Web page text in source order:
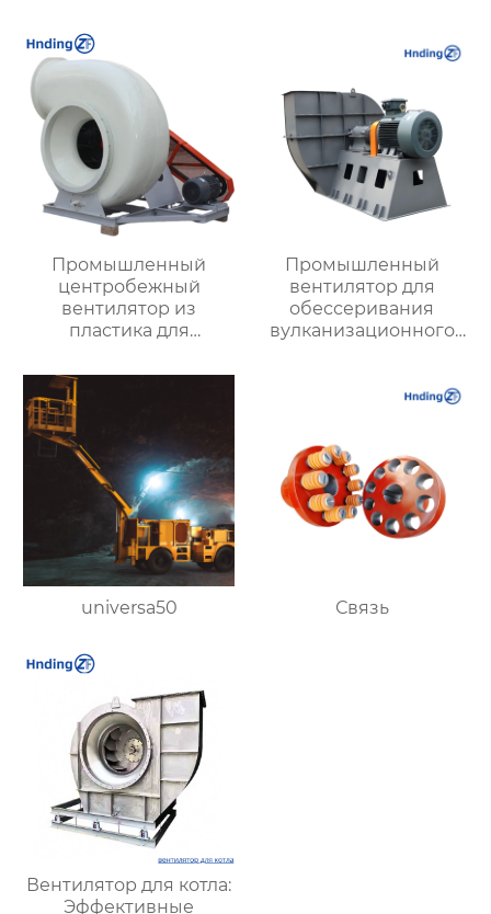
Промышленный
центробежный
вентилятор из
пластика для
Промышленный
вентилятор для
обессеривания
вулканизационного
universa50 Связь
Вентилятор для котла:
Эффективные